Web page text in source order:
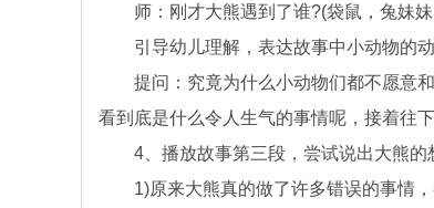
师：刚才大熊遇到了谁?(袋鼠，兔妹妹
引导幼儿理解，表达故事中小动物的动
提问：究竟为什么小动物们都不愿意和
看到底是什么令人生气的事情呢，接着往
4、播放故事第三段，尝试说出大熊的
1)原来大熊真的做了许多错误的事情，